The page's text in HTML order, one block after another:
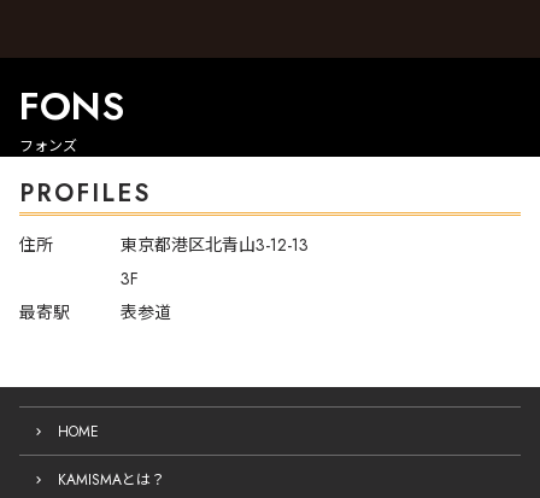
FONS
フォンズ
PROFILES
住所
東京都港区北青山3-12-13
3F
最寄駅
表参道
HOME
KAMISMAとは？